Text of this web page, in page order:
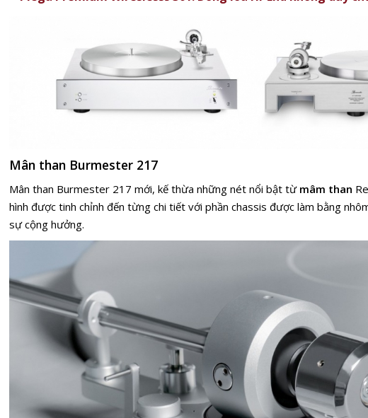
Mân than Burmester 217
Mân than Burmester 217 mới, kế thừa những nét nổi bật từ mâm than
hình được tinh chỉnh đến từng chi tiết với phần chassis được làm bằng
sự cộng hưởng.